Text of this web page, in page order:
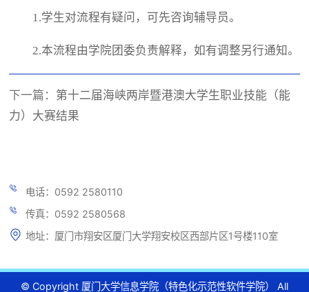
1.学生对流程有疑问，可先咨询辅导员。
2.本流程由学院团委负责解释，如有调整另行通知。
下一篇： 第十二届海峡两岸暨港澳大学生职业技能（能
力）大赛结果
电话：0592 2580110
传真：0592 2580568
地址：厦门市翔安区厦门大学翔安校区西部片区1号楼110室
© Copyright 厦门大学信息学院（特色化示范性软件学院） All